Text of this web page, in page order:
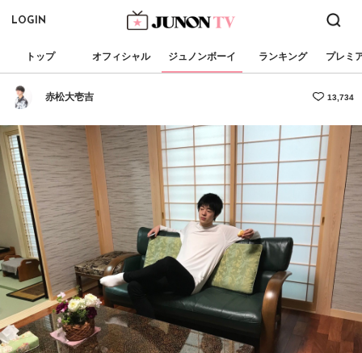
LOGIN
トップ オフィシャル ジュノンボーイ ランキング プレミ
赤松大壱吉 13,734